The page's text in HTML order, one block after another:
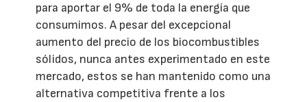
para aportar el 9% de toda la energía que
consumimos. A pesar del excepcional
aumento del precio de los biocombustibles
sólidos, nunca antes experimentado en este
mercado, estos se han mantenido como una
alternativa competitiva frente a los